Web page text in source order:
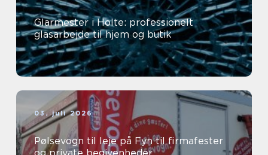
Glarmester i Holte: professionelt
glasarbejde til hjem og butik
03. juli 2026
Pølsevogn til leje på Fyn til firmafester